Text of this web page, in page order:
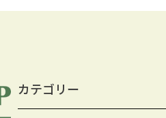
カテゴリー